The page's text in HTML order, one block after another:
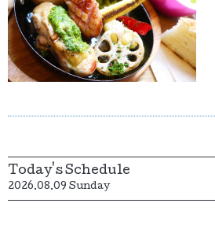
Today's Schedule
2026.08.09 Sunday